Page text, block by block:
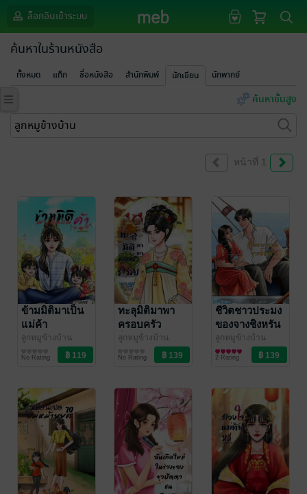
ล็อกอินเข้าระบบ
ค้นหาในร้านหนังสือ
ทั้งหมด แท็ก ชื่อหนังสือ สำนักพิมพ์ นักเขียน นักพากย์
ค้นหาขั้นสูง
หน้าที่ 1
ข้ามมิติมาเป็น
แม่ค้า
ลูกหมูข้างบ้าน
นิยายรักจีนโบราณ
No Rating
ทะลุมิติมาพา
ครอบครัว
ร่ำรวย
ลูกหมูข้างบ้าน
นิยายรักจีนโบราณ
No Rating
ชีวิตชาวประมง
ของจางชิงหรัน
ลูกหมูข้างบ้าน
นิยายรักจีนโบราณ
2 Rating